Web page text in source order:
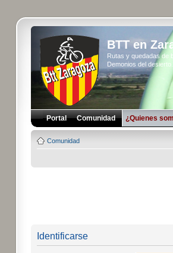
BTT en
Rutas y quedadas de
Demonios del
Portal Comunidad ¿Quienes
Comunidad
Identificarse